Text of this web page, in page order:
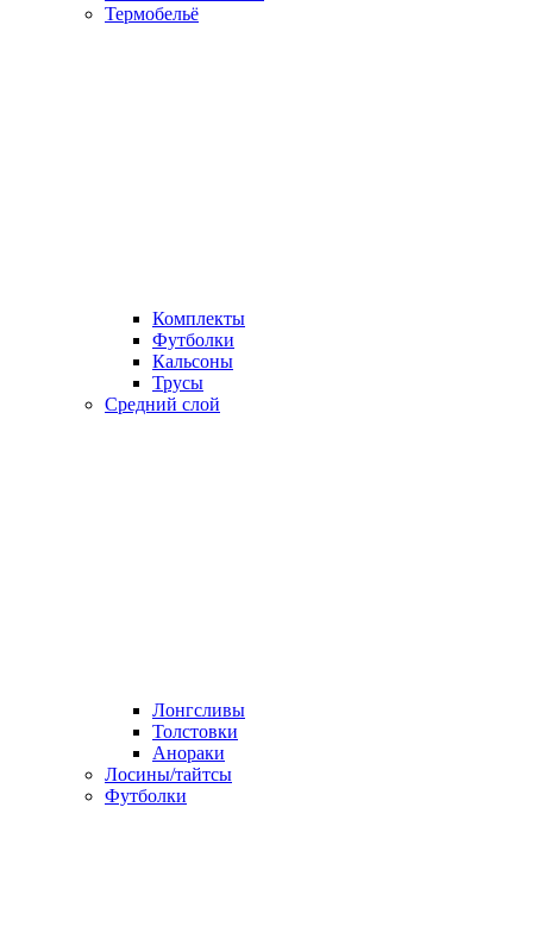
Термобельё
Комплекты
Футболки
Кальсоны
Трусы
Средний слой
Лонгсливы
Толстовки
Анораки
Лосины/тайтсы
Футболки